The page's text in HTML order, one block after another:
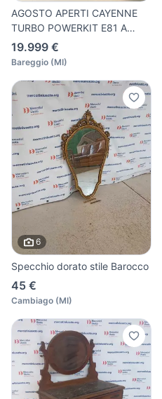
AGOSTO APERTI CAYENNE
TURBO POWERKIT E81 A
LIBRETT
19.999 €
Bareggio (MI)
6
Specchio dorato stile Barocco
45 €
Cambiago (MI)